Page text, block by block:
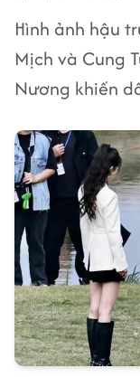
Hình ảnh hậu
Mịch và Cung
Nương khiến